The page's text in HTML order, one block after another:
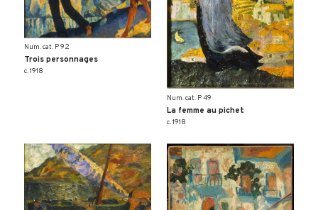
Num. cat. P 92
Trois personnages
c. 1918
Num. cat. P 49
La femme au pichet
c. 1918